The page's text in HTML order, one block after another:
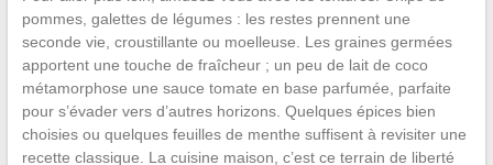
pommes, galettes de légumes : les restes prennent une
seconde vie, croustillante ou moelleuse. Les graines germées
apportent une touche de fraîcheur ; un peu de lait de coco
métamorphose une sauce tomate en base parfumée, parfaite
pour s’évader vers d’autres horizons. Quelques épices bien
choisies ou quelques feuilles de menthe suffisent à revisiter une
recette classique. La cuisine maison, c’est ce terrain de liberté